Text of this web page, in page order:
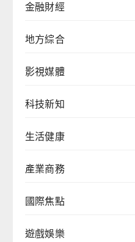
金融財經
地方綜合
影視媒體
科技新知
生活健康
產業商務
國際焦點
遊戲娛樂